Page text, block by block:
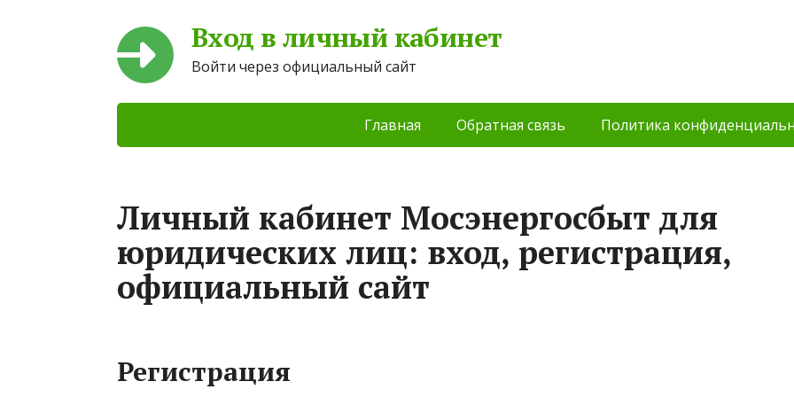
Вход в личный кабинет
Войти через официальный сайт
Главная Обратная связь Политика
Личный кабинет Мосэнергосбыт для
юридических лиц: вход, регистрация,
официальный сайт
Регистрация